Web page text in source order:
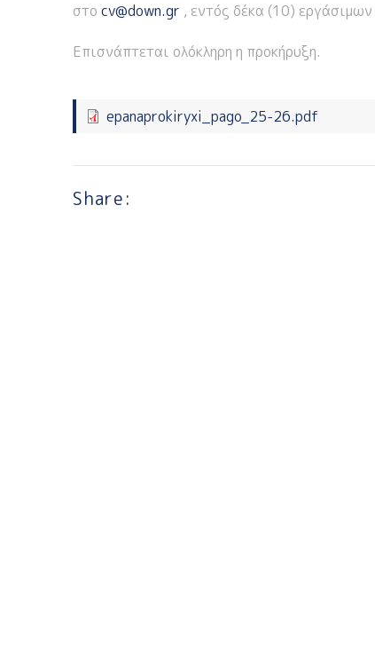
στο cv@down.gr , εντός δέκα (10)
Επισνάπτεται ολόκληρη η προκήρυξη.
epanaprokiryxi_pago_25-26.pdf
Share: